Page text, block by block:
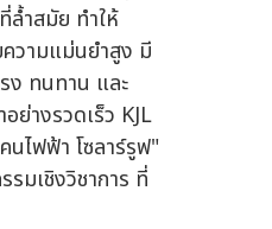
ล้ำสมัย ทำให้
วามแม่นยำสูง มี
ง ทนทาน และ
างรวดเร็ว KJL
ไฟฟ้า โซลาร์รูฟ"
มเชิงวิชาการ ที่